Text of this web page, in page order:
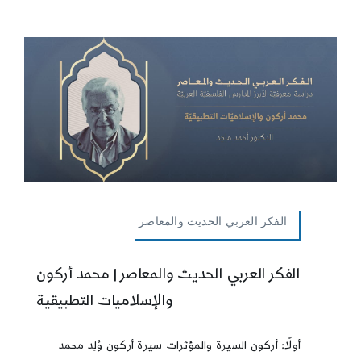
الفكر العربي الحديث والمعاصر
الفكر العربي الحديث والمعاصر | محمد أركون
والإسلاميات التطبيقية
أولًا: أركون السيرة والمؤثرات سيرة أركون وُلِد محمد